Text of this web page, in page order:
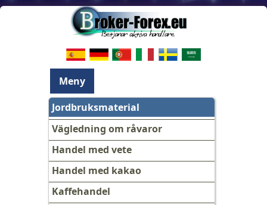
Meny
Jordbruksmaterial
Vägledning om råvaror
Handel med vete
Handel med kakao
Kaffehandel